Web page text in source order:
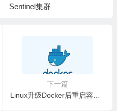
Sentinel集群
下一篇
Linux升级Docker后重启容器出现错误Unknown runtime specified docker-runc